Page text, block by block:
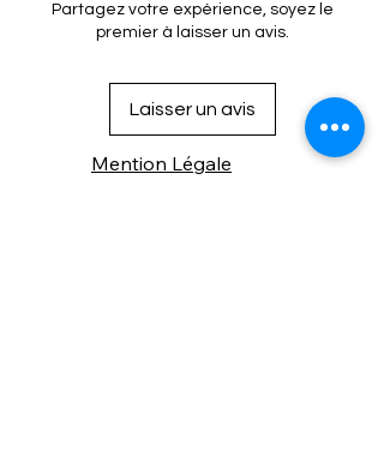
Partagez votre expérience, soyez le
premier à laisser un avis.
Laisser un avis
Mention Légale